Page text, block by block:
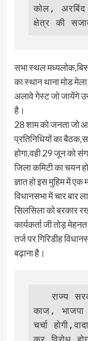
कोल,
क्षेत्र की
सभा स्थल
का स्थान थाना मोड
अलावे गेस्ट जो जायेंगे
है।
28 शाम को जनता जो
प्रतिनिधियों का
होगा,वही 29 जून को
जिला कमिटी का चयन
ज्ञात हो इस मुहिम में एक
विधानसभा में चार बार
सिलसिला को बरकार
कार्यकर्ता जी तोड़
तर्ज पर गिरिडीह
बढ़ाना है।
   राज्य सरकार के सभी क्षेत्रों में काम
काज,
चर्चा